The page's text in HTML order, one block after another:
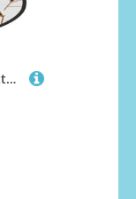
Schwarz-weißes Marmor-Textur-Druck, Halloween-Hexen- und Zaubererhut, Hexenkostüm für Themendekoration, Halloween-Party